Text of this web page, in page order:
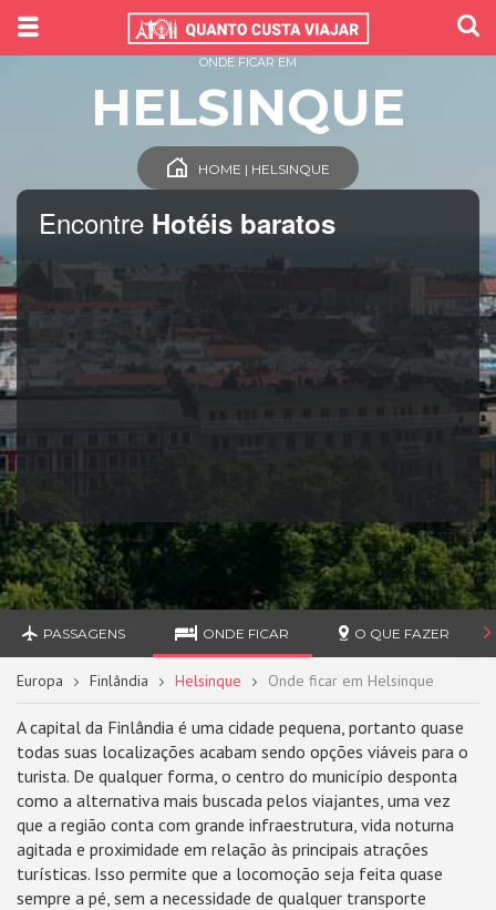
Encontre Hotéis baratos
ONDE FICAR EM
HELSINQUE
HOME | HELSINQUE
PASSAGENS ONDE FICAR O QUE FAZER
Europa Finlândia Helsinque Onde ficar em Helsinque
A capital da Finlândia é uma cidade pequena, portanto quase
todas suas localizações acabam sendo opções viáveis para o
turista. De qualquer forma, o centro do município desponta
como a alternativa mais buscada pelos viajantes, uma vez
que a região conta com grande infraestrutura, vida noturna
agitada e proximidade em relação às principais atrações
turísticas. Isso permite que a locomoção seja feita quase
sempre a pé, sem a necessidade de qualquer transporte